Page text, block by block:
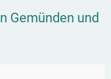
In Gemünden und